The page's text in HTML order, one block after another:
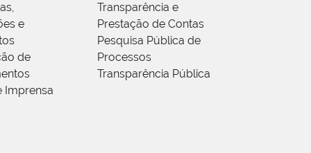
e
de
Imprensa
Transparência e
Prestação de Contas
Pesquisa Pública de
Processos
Transparência Pública